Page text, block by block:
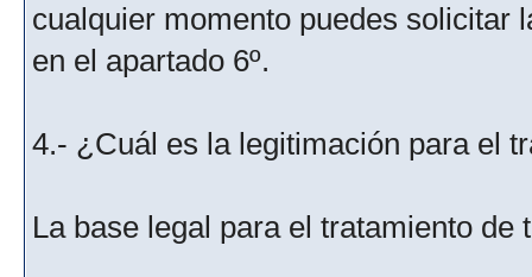
cualquier momento puedes solicitar
en el apartado 6º.
4.- ¿Cuál es la legitimación para el
La base legal para el tratamiento